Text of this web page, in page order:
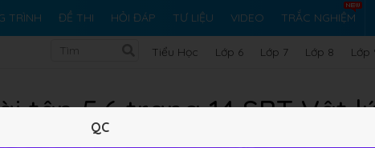
TRÌNH ĐỀ THI HỎI ĐÁP TƯ LIỆU VIDEO TRẮC NGHIỆM
Tiểu Học Lớp 6 Lớp 7 Lớp 8 Lớp
tập 5.6 trang 14 SBT Vật
10 trắc nghiệm
QC